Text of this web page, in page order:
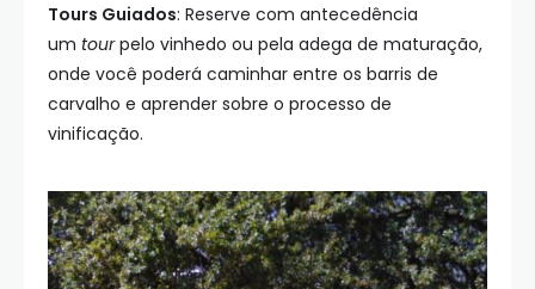
Tours Guiados: Reserve com antecedência
um tourpelo vinhedo ou pela adega de maturação,
onde você poderá caminhar entre os barris de
carvalho e aprender sobre o processo de
vinificação.